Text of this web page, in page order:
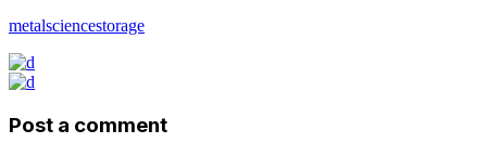
metalsciencestorage
Post a comment